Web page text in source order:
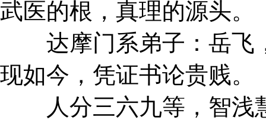
武医的根，真理的源头。
达摩门系弟子：岳飞
现如今，凭证书论贵贱。
人分三六九等，智浅